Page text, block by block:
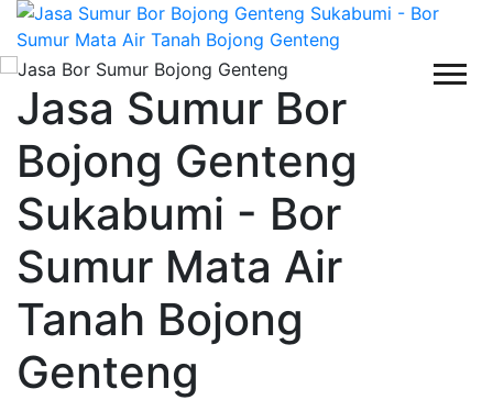
Jasa Sumur Bor
Bojong Genteng
Sukabumi - Bor
Sumur Mata Air
Tanah Bojong
Genteng